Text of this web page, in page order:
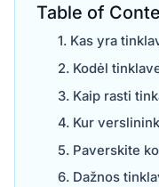
Table of
Kas yra
Kodėl
Kaip rasti
Kur
Paverskite
Dažnos